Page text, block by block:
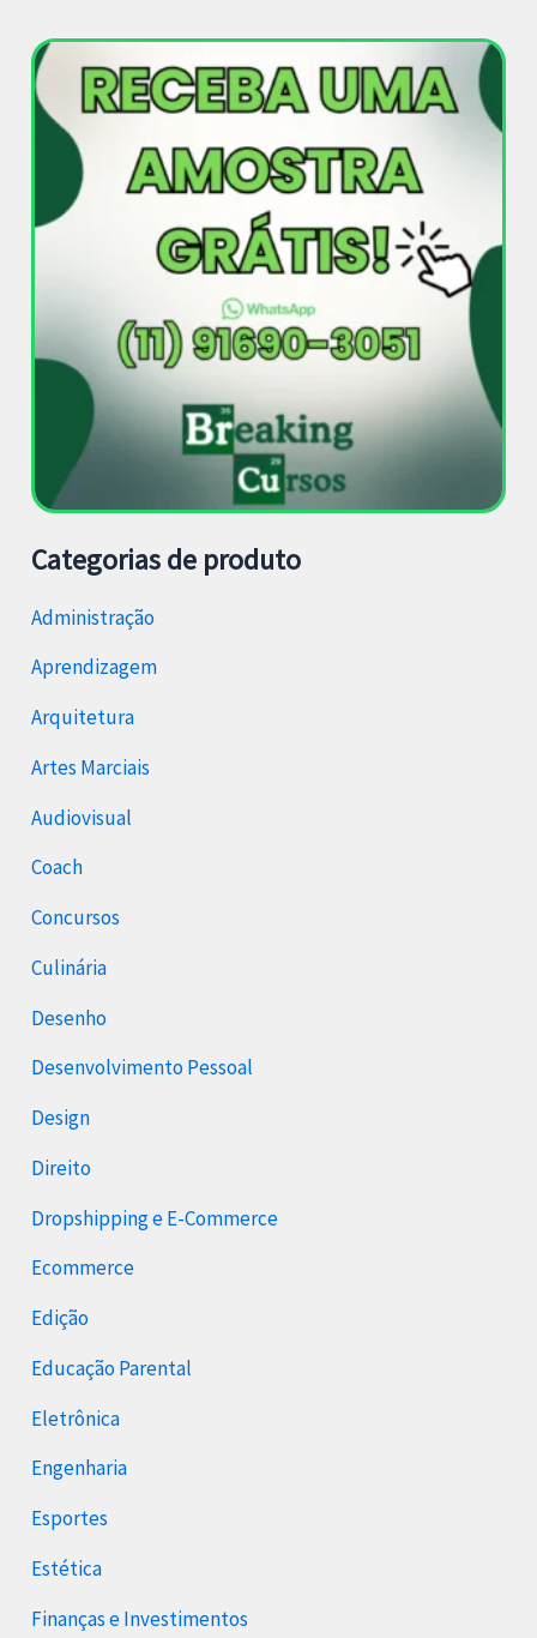
Categorias de produto
Administração
Aprendizagem
Arquitetura
Artes Marciais
Audiovisual
Coach
Concursos
Culinária
Desenho
Desenvolvimento Pessoal
Design
Direito
Dropshipping e E-Commerce
Ecommerce
Edição
Educação Parental
Eletrônica
Engenharia
Esportes
Estética
Finanças e Investimentos